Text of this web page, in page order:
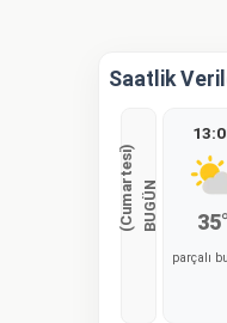
Saatlik
B
U
G
Ü
N
(
C
u
m
a
r
t
e
s
i
) 35°
parçalı